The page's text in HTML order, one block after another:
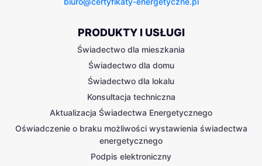
PRODUKTY I USŁUGI
Świadectwo dla mieszkania
Świadectwo dla domu
Świadectwo dla lokalu
Konsultacja techniczna
Aktualizacja Świadectwa Energetycznego
Oświadczenie o braku możliwości wystawienia świadectwa
energetycznego
Podpis elektroniczny